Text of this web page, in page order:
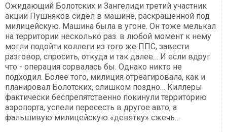
Ожидающий Болотских и Зангелиди третий участник
акции Пушняков сидел в машине, раскрашенной под
милицейскую. Машина была в угоне. Он тоже мелькал
на территории несколько раз. в любой момент к нему
могли подойти коллеги из того же ППС, завести
разговор, спросить, откуда и так далее… И если вдруг
что - операция сорвалась бы. Однако никто не
подходил. Более того, милиция отреагировала, как и
планировал Болотских, слишком поздно… Киллеры
фактически беспрепятственно покинули территорию
аэропорта, успели пересесть в другое авто, а
фальшивую милицейскую «девятку» сжечь…